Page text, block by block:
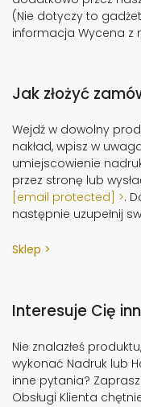
(Nie dotyczy to
informacja Wycena z
Jak złożyć
Wejdź w dowolny
nakład, wpisz w
umiejscowienie
przez stronę lub
[email protected]
.
następnie uzupełnij
Sklep
Interesuje Cię
Nie znalazłeś
wykonać Nadruk lub
inne pytania?
Obsługi Klienta